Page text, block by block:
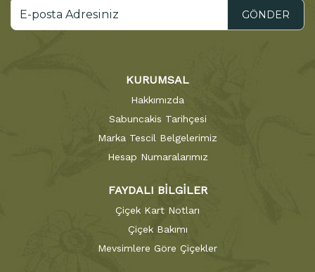
GÖNDER
KURUMSAL
Hakkımızda
Sabuncakis Tarihçesi
Marka Tescil Belgelerimiz
Hesap Numaralarımız
FAYDALI BİLGİLER
Çiçek Kart Notları
Çiçek Bakımı
Mevsimlere Göre Çiçekler